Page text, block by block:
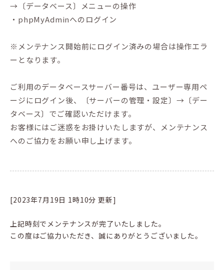
→〔データベース〕メニューの操作
・phpMyAdminへのログイン
※メンテナンス開始前にログイン済みの場合は操作エラ
ーとなります。
ご利用のデータベースサーバー番号は、ユーザー専用ペ
ージにログイン後、〔サーバーの管理・設定〕→〔デー
タベース〕でご確認いただけます。
お客様にはご迷惑をお掛けいたしますが、メンテナンス
へのご協力をお願い申し上げます。
[2023年7月19日 1時10分 更新]
上記時刻でメンテナンスが完了いたしました。
この度はご協力いただき、誠にありがとうございました。